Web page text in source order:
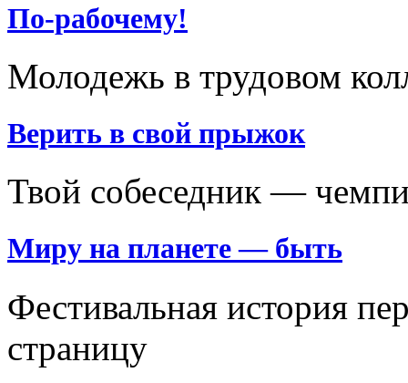
По-рабочему!
Молодежь в трудовом
Верить в свой прыжок
Твой собеседник —
Миру на планете — быть
Фестивальная история
страницу